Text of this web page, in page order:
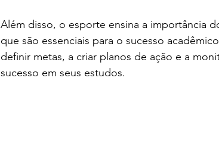
Além disso, o esporte ensina a importância
que são essenciais para o sucesso
definir metas, a criar planos de ação e a
sucesso em seus estudos.